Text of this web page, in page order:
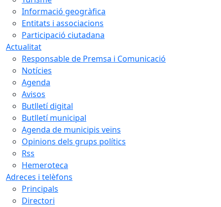
Informació geogràfica
Entitats i associacions
Participació ciutadana
Actualitat
Responsable de Premsa i Comunicació
Notícies
Agenda
Avisos
Butlletí digital
Butlletí municipal
Agenda de municipis veïns
Opinions dels grups polítics
Rss
Hemeroteca
Adreces i telèfons
Principals
Directori